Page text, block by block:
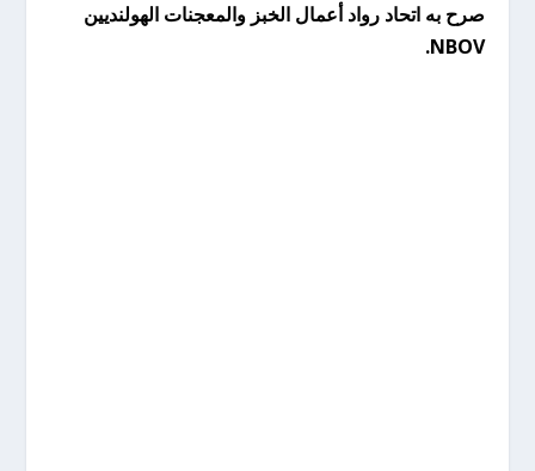
صرح به اتحاد رواد أعمال الخبز والمعجنات الهولنديين
NBOV.